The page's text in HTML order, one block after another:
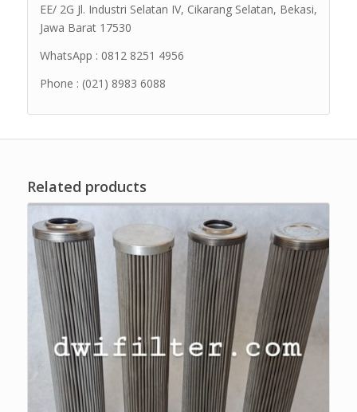
EE/ 2G Jl. Industri Selatan IV, Cikarang Selatan, Bekasi,
Jawa Barat 17530
WhatsApp : 0812 8251 4956
Phone : (021) 8983 6088
Related products